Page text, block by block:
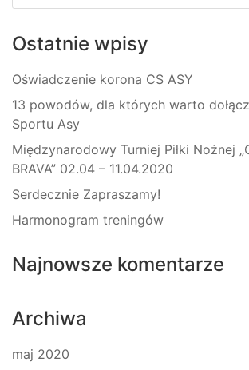
Ostatnie wpisy
Oświadczenie korona CS ASY
13 powodów, dla których warto
Sportu Asy
Międzynarodowy Turniej Piłki Nożnej
BRAVA” 02.04 – 11.04.2020
Serdecznie Zapraszamy!
Harmonogram treningów
Najnowsze komentarze
Archiwa
maj 2020